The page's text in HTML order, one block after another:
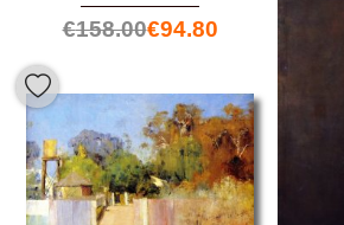
€158.00€94.80